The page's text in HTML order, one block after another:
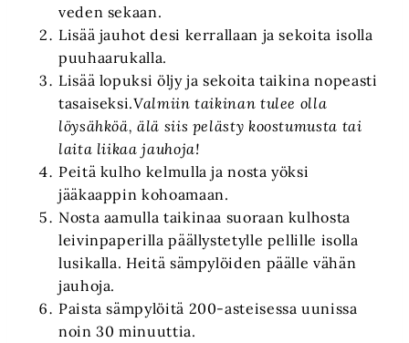
veden sekaan.
Lisää jauhot desi kerrallaan ja sekoita isolla
puuhaarukalla.
Lisää lopuksi öljy ja sekoita taikina nopeasti
tasaiseksi.Valmiin taikinan tulee olla
löysähköä, älä siis pelästy koostumusta tai
laita liikaa jauhoja!
Peitä kulho kelmulla ja nosta yöksi
jääkaappin kohoamaan.
Nosta aamulla taikinaa suoraan kulhosta
leivinpaperilla päällystetylle pellille isolla
lusikalla. Heitä sämpylöiden päälle vähän
jauhoja.
Paista sämpylöitä 200-asteisessa uunissa
noin 30 minuuttia.